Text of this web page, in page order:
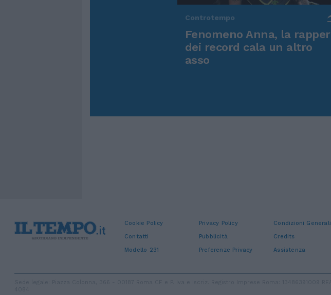
Controtempo
Fenomeno Anna, la rapper
dei record cala un altro
asso
Cookie Policy Privacy Policy
Condizioni Generali
Contatti
Pubblicità
Credits
Modello 231
Preferenze Privacy Assistenza